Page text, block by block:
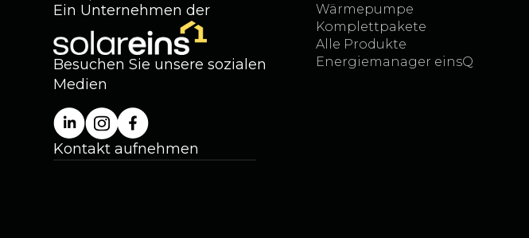
Ein Unternehmen der
Besuchen Sie unsere sozialen
Medien
Kontakt aufnehmen
Wärmepumpe
Komplettpakete
Alle Produkte
Energiemanager einsQ